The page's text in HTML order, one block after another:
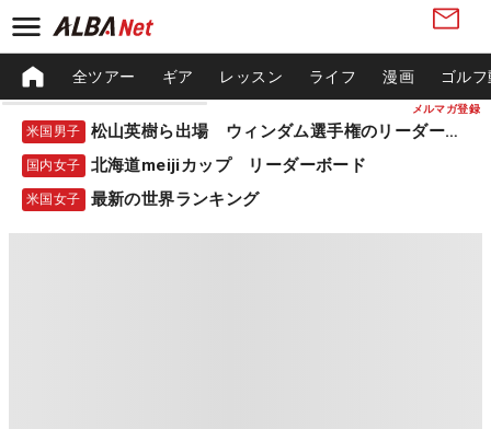
メルマガ登録
全ツアー ギア レッスン ライフ 漫画 ゴル
米国男子 松山英樹ら出場 ウィンダム選手権のリーダーボード
国内女子 北海道meijiカップ リーダーボード
米国女子 最新の世界ランキング